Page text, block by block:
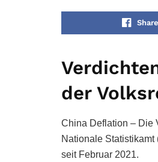
der
China Deflation – Die
Nationale
seit Februar 2021.